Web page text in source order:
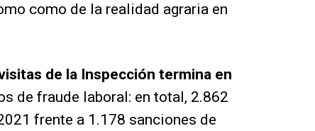
como de la realidad agraria en
de la Inspección termina en
de fraude laboral: en total, 2.862
frente a 1.178 sanciones de